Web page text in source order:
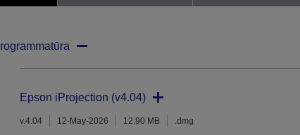
Epson iProjection (v4.04)
v.4.04 12-May-2026 12.90 MB .dmg